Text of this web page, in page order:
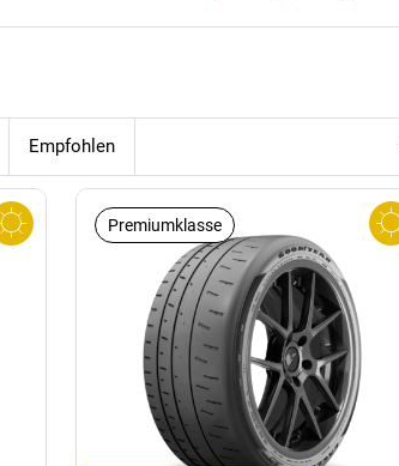
Empfohlen
Premiumklasse